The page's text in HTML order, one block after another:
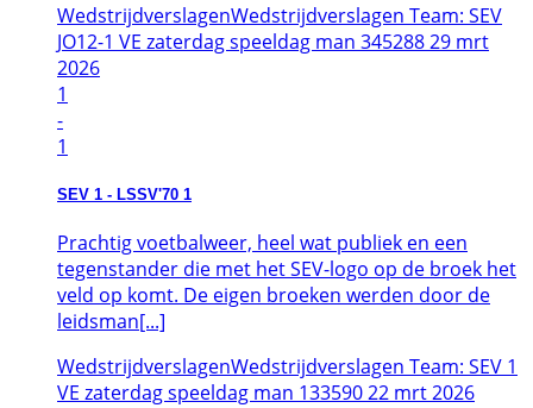
WedstrijdverslagenWedstrijdverslagen Team: SEV
JO12-1 VE zaterdag speeldag man 34528829 mrt
2026
1
-
1
SEV 1 - LSSV'70 1
Prachtig voetbalweer, heel wat publiek en een
tegenstander die met het SEV-logo op de broek het
veld op komt. De eigen broeken werden door de
leidsman[...]
WedstrijdverslagenWedstrijdverslagen Team: SEV 1
VE zaterdag speeldag man 13359022 mrt2026